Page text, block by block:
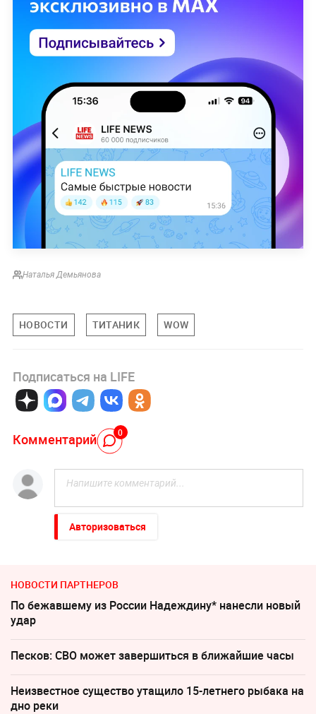
Наталья Демьянова
НОВОСТИ ТИТАНИК WOW
Подписаться на LIFE
Комментарий 0
Авторизоваться
НОВОСТИ ПАРТНЕРОВ
По бежавшему из России Надеждину* нанесли новый
удар
Песков: СВО может завершиться в ближайшие часы
Неизвестное существо утащило 15-летнего рыбака на
дно реки